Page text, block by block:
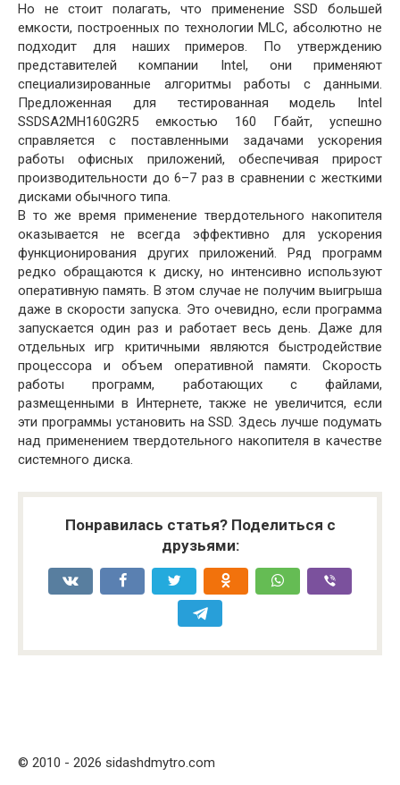
Но не стоит полагать, что применение SSD большей
емкости, построенных по технологии MLC, абсолютно не
подходит для наших примеров. По утверждению
представителей компании Intel, они применяют
специализированные алгоритмы работы с данными.
Предложенная для тестированная модель Intel
SSDSA2MH160G2R5 емкостью 160 Гбайт, успешно
справляется с поставленными задачами ускорения
работы офисных приложений, обеспечивая прирост
производительности до 6–7 раз в сравнении с жесткими
дисками обычного типа.
В то же время применение твердотельного накопителя
оказывается не всегда эффективно для ускорения
функционирования других приложений. Ряд программ
редко обращаются к диску, но интенсивно используют
оперативную память. В этом случае не получим выигрыша
даже в скорости запуска. Это очевидно, если программа
запускается один раз и работает весь день. Даже для
отдельных игр критичными являются быстродействие
процессора и объем оперативной памяти. Скорость
работы программ, работающих с файлами,
размещенными в Интернете, также не увеличится, если
эти программы установить на SSD. Здесь лучше подумать
над применением твердотельного накопителя в качестве
системного диска.
Понравилась статья? Поделиться с
друзьями:
© 2010 - 2026 sidashdmytro.com